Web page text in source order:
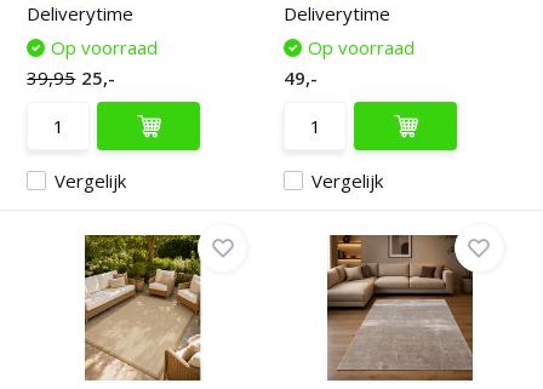
Deliverytime
Vergelijk
Op voorraad
39,95 25,-
Deliverytime
Vergelijk
Op voorraad
49,-